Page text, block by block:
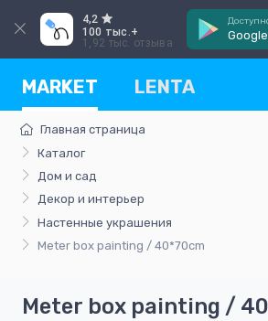
4,2
100 тыс.+
1,92 тыс. отзыва
MARKET LENTA
Главная страница
Каталог
Дом и сад
Декор и интерьер
Настенные украшения
Meter box painting / 40*70cm
Meter box painting /